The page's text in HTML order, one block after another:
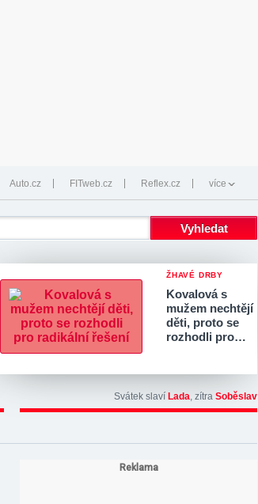
Auto.cz FITweb.cz Reflex.cz více
ŽHAVÉ DRBY
Kovalová s
mužem nechtějí
děti, proto se
rozhodli pro…
Svátek slaví Lada, zítra Soběslav